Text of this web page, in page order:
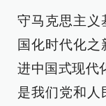
守马克思主义
国化时代化
进中国式现代
是我们党和人